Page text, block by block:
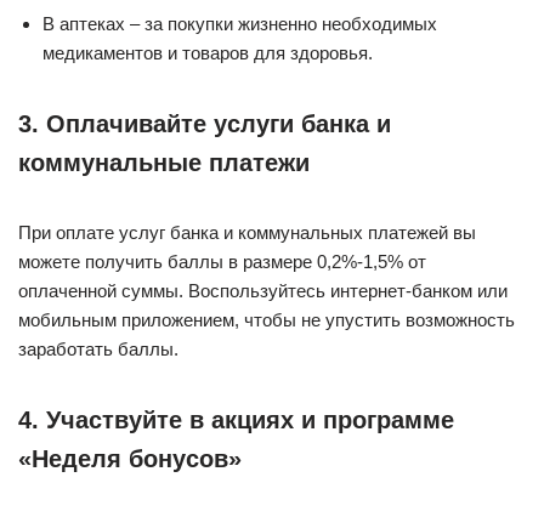
В аптеках – за покупки жизненно необходимых
медикаментов и товаров для здоровья.
3. Оплачивайте услуги банка и
коммунальные платежи
При оплате услуг банка и коммунальных платежей вы
можете получить баллы в размере 0,2%-1,5% от
оплаченной суммы. Воспользуйтесь интернет-банком или
мобильным приложением, чтобы не упустить возможность
заработать баллы.
4. Участвуйте в акциях и программе
«Неделя бонусов»